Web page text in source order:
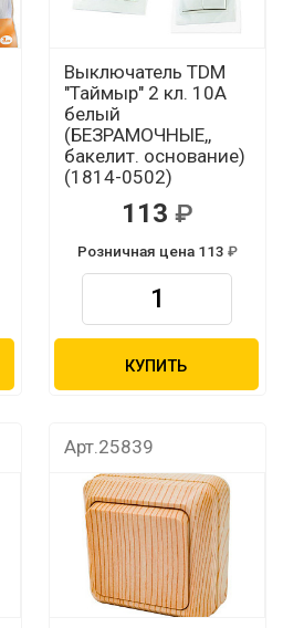
Выключатель TDM
"Таймыр" 2 кл. 10А
белый
(БЕЗРАМОЧНЫЕ,,
бакелит. основание)
(1814-0502)
113
Розничная цена 113
КУПИТЬ
Арт.25839